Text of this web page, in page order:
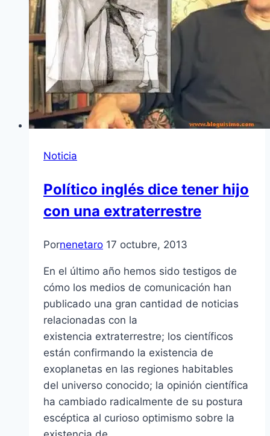
Noticia
Político inglés dice tener hijo
con una extraterrestre
Pornenetaro 17 octubre, 2013
En el último año hemos sido testigos de
cómo los medios de comunicación han
publicado una gran cantidad de noticias
relacionadas con la
existencia extraterrestre; los científicos
están confirmando la existencia de
exoplanetas en las regiones habitables
del universo conocido; la opinión científica
ha cambiado radicalmente de su postura
escéptica al curioso optimismo sobre la